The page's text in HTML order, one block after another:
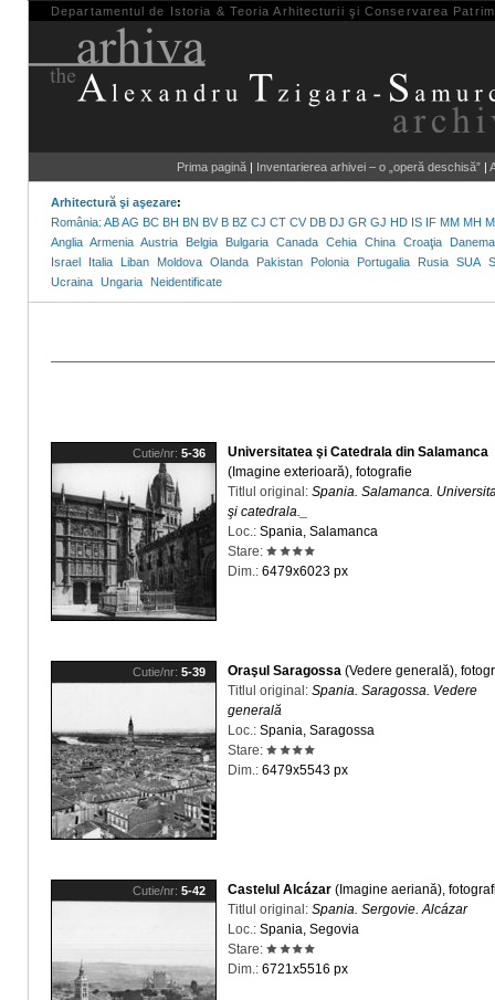
Departamentul de Istoria & Teoria Arhitecturii şi Conservarea
Prima pagină| Inventarierea arhivei – o „operă deschisă”|
Arhitectură şi aşezare:
România: ABAG BC BH BN BV B BZ CJ CT CV DB DJ GR GJ HD IS IF MM MH
Anglia Armenia Austria Belgia Bulgaria Canada Cehia China Croaţia
Israel
Italia Liban Moldova Olanda Pakistan Polonia Portugalia Rusia SUA
Ucraina Ungaria Neidentificate
Cutie/nr: 5-36
Universitatea şi Catedrala din Salamanca
(Imagine exterioară), fotografie
Titlul original: Spania. Salamanca.
şi catedrala._
Loc.: Spania, Salamanca
Stare:
Dim.: 6479x6023 px
Cutie/nr: 5-39 Oraşul Saragossa (Vedere generală),
Titlul original: Spania. Saragossa. Vedere
generală
Loc.: Spania, Saragossa
Stare:
Dim.: 6479x5543 px
Cutie/nr: 5-42 Castelul Alcázar (Imagine aeriană),
Titlul original: Spania. Sergovie. Alcázar
Loc.: Spania, Segovia
Stare:
Dim.: 6721x5516 px